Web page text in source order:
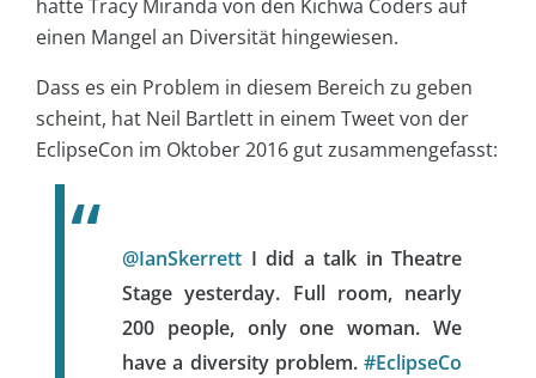
hatte Tracy Miranda von den Kichwa Coders auf
einen Mangel an Diversität hingewiesen.
Dass es ein Problem in diesem Bereich zu geben
scheint, hat Neil Bartlett in einem Tweet von der
EclipseCon im Oktober 2016 gut zusammengefasst:
@IanSkerrett I did a talk in Theatre
Stage yesterday. Full room, nearly
200 people, only one woman. We
have a diversity problem. #EclipseCo